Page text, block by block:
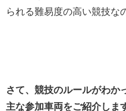
られる難易度の高い競技な
さて、競技のルールがわか
主な参加車両をご紹介しま